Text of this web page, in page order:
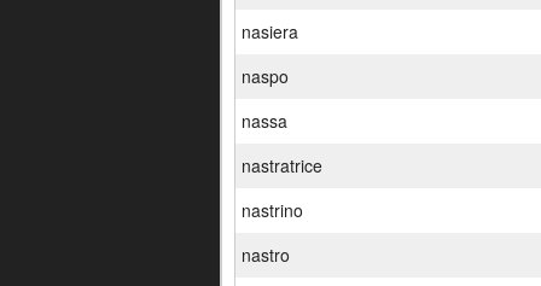
nasiera
naspo
nassa
nastratrice
nastrino
nastro